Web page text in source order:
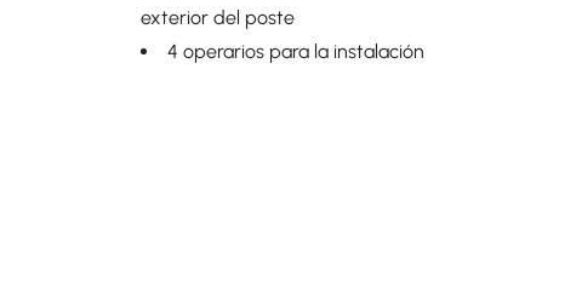
exterior del poste
4 operarios para la instalación